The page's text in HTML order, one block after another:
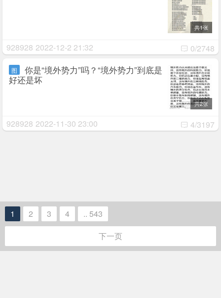
共1张
928928 2022-12-2 21:32 0/2748
图你是“境外势力”吗？“境外势力”到底是
好还是坏
共2张
928928 2022-11-30 23:00 4/3197
1 2 3 4
.. 543
下一页